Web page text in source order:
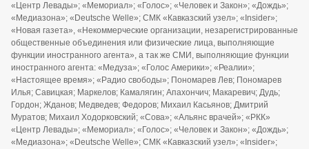
«Центр Левады»; «Мемориал»; «Голос»; «Человек и Закон»; «Дождь»;
«Медиазона»; «Deutsche Welle»; СМК «Кавказский узел»; «Insider»;
«Новая газета», «Некоммерческие организации, незарегистрированные
общественные объединения или физические лица, выполняющие
функции иностранного агента», а так же СМИ, выполняющие функции
иностранного агента: «Медуза»; «Голос Америки»; «Реалии»;
«Настоящее время»; «Радио свободы»; Пономарев Лев; Пономарев
Илья; Савицкая; Маркелов; Камалягин; Апахончич; Макаревич; Дудь;
Гордон; Жданов; Медведев; Федоров; Михаил Касьянов; Дмитрий
Муратов; Михаил Ходорковский; «Сова»; «Альянс врачей»; «РКК»
«Центр Левады»; «Мемориал»; «Голос»; «Человек и Закон»; «Дождь»;
«Медиазона»; «Deutsche Welle»; СМК «Кавказский узел»; «Insider»;